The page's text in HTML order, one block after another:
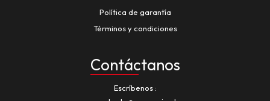
Política de garantía
Términos y condiciones
Contáctanos
Escríbenos